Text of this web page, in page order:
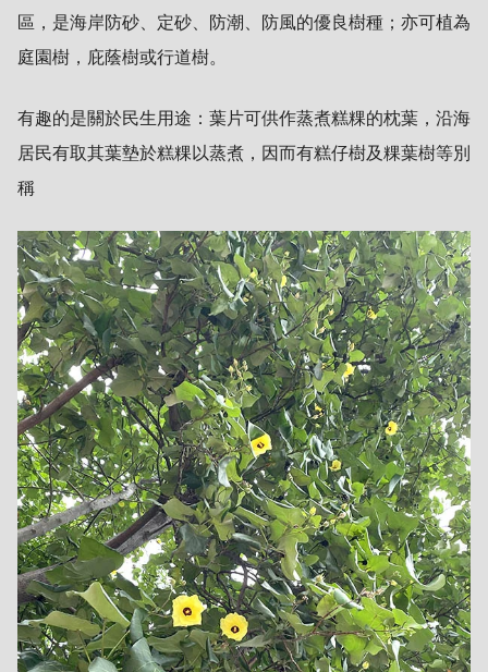
區，是海岸防砂、定砂、防潮、防風的優良樹種；亦可植為
庭園樹，庇蔭樹或行道樹。
有趣的是關於民生用途：葉片可供作蒸煮糕粿的枕葉，沿海
居民有取其葉墊於糕粿以蒸煮，因而有糕仔樹及粿葉樹等別
稱